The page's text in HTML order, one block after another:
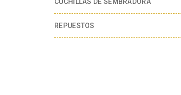
REPUESTOS